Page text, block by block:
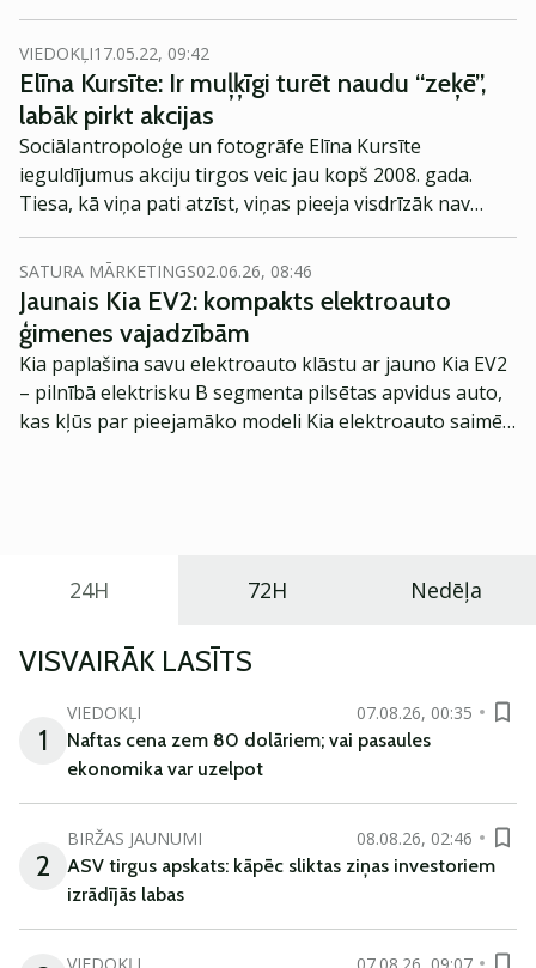
parakstīšanās tiesību tirdzniecību. Gaidāmi vairāku
uzņēmumu un akcionāru sapulču rezultāti.
VIEDOKĻI17.05.22, 09:42
Elīna Kursīte: Ir muļķīgi turēt naudu “zeķē”,
labāk pirkt akcijas
Sociālantropoloģe un fotogrāfe Elīna Kursīte
ieguldījumus akciju tirgos veic jau kopš 2008. gada.
Tiesa, kā viņa pati atzīst, viņas pieeja visdrīzāk nav
pareizākā un drošākā, jo viņa neveic pamatīgas un
dziļas datu analīzes pirms akciju vai fondu iegādes,
vairāk paļaujas uz intuīciju un saviem ieradumiem. Vai
tā ir efektīva pieeja?
SATURA MĀRKETINGS02.06.26, 08:46
Jaunais Kia EV2: kompakts elektroauto
ģimenes vajadzībām
Kia paplašina savu elektroauto klāstu ar jauno Kia EV2
– pilnībā elektrisku B segmenta pilsētas apvidus auto,
kas kļūs par pieejamāko modeli Kia elektroauto saimē
24H 72H Nedēļa
VISVAIRĀK LASĪTS
1
VIEDOKĻI
07.08.26, 00:35
Naftas cena zem 80 dolāriem; vai pasaules
ekonomika var uzelpot
2
BIRŽAS JAUNUMI
08.08.26, 02:46
ASV tirgus apskats: kāpēc sliktas ziņas investoriem
izrādījās labas
VIEDOKĻI 07.08.26, 09:07